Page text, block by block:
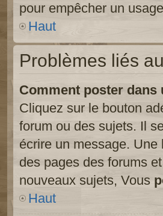
pour empêcher un
Haut
Problèmes liés
Comment poster dans
Cliquez sur le bouton
forum ou des sujets. Il
écrire un message.
des pages des forums
nouveaux sujets, Vous
Haut